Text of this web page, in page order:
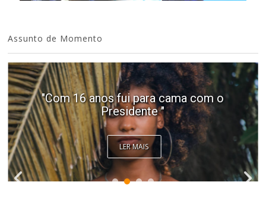
Assunto de Momento
"Com 16 anos fui para cama com o
Presidente "
LER MAIS